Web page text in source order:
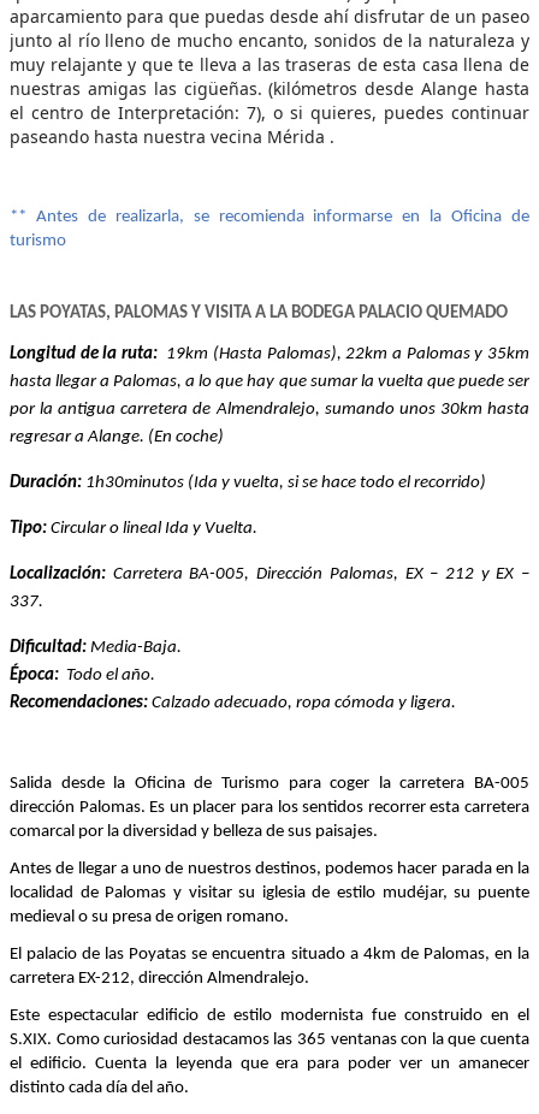
aparcamiento para que puedas desde ahí disfrutar de un paseo
junto al río lleno de mucho encanto, sonidos de la naturaleza y
muy relajante y que te lleva a las traseras de esta casa llena de
nuestras amigas las cigüeñas. (kilómetros desde Alange hasta
el centro de Interpretación: 7), o si quieres, puedes continuar
paseando hasta nuestra vecina Mérida .
** Antes de realizarla, se recomienda informarse en la Oficina de
turismo
LAS POYATAS, PALOMAS Y VISITA A LA BODEGA PALACIO QUEMADO
Longitud de la ruta: 19km (Hasta Palomas), 22km a Palomas y 35km
hasta llegar a Palomas, a lo que hay que sumar la vuelta que puede ser
por la antigua carretera de Almendralejo, sumando unos 30km hasta
regresar a Alange. (En coche)
Duración: 1h30minutos (Ida y vuelta, si se hace todo el recorrido)
Tipo: Circular o lineal Ida y Vuelta.
Localización: Carretera BA-005, Dirección Palomas, EX – 212 y EX –
337.
Dificultad: Media-Baja.
Época: Todo el año.
Recomendaciones: Calzado adecuado, ropa cómoda y ligera.
Salida desde la Oficina de Turismo para coger la carretera BA-005
dirección Palomas. Es un placer para los sentidos recorrer esta carretera
comarcal por la diversidad y belleza de sus paisajes.
Antes de llegar a uno de nuestros destinos, podemos hacer parada en la
localidad de Palomas y visitar su iglesia de estilo mudéjar, su puente
medieval o su presa de origen romano.
El palacio de las Poyatas se encuentra situado a 4km de Palomas, en la
carretera EX-212, dirección Almendralejo.
Este espectacular edificio de estilo modernista fue construido en el
S.XIX. Como curiosidad destacamos las 365 ventanas con la que cuenta
el edificio. Cuenta la leyenda que era para poder ver un amanecer
distinto cada día del año.